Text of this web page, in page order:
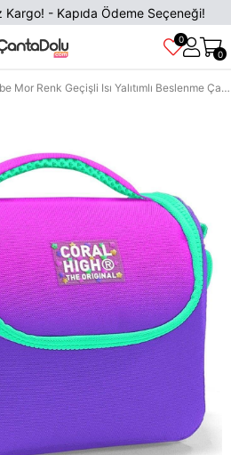
- Kapıda Ödeme Seçeneği!
0
0
Coral High Pembe Mor Renk Geçişli Isı Yalıtımlı Beslenme Çantası - Kız Çocuk